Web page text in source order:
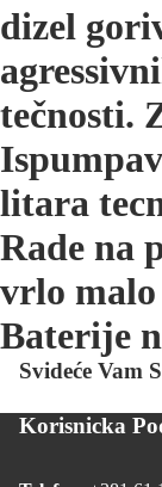
dizel
tečnosti.
litara
Rade na
vrlo malo
Baterije
Svideće Vam
Korisnicka